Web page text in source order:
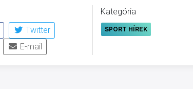
Twitter
E-mail
Kategória
SPORT HÍREK